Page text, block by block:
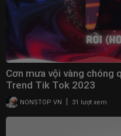
Cơn mưa vội vàng chóng
Trend Tik Tok 2023
NONSTOP VN | 31 lượt xem